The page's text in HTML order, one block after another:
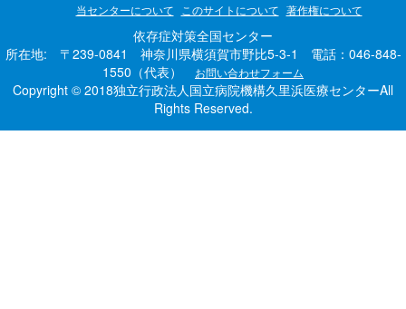
当センターについて このサイトについて 著作権について
依存症対策全国センター
所在地: 〒239-0841 神奈川県横須賀市野比5-3-1 電話：046-848-
1550（代表）
お問い合わせフォーム
Copyright © 2018独立行政法人国立病院機構久里浜医療センターAll
Rights Reserved.